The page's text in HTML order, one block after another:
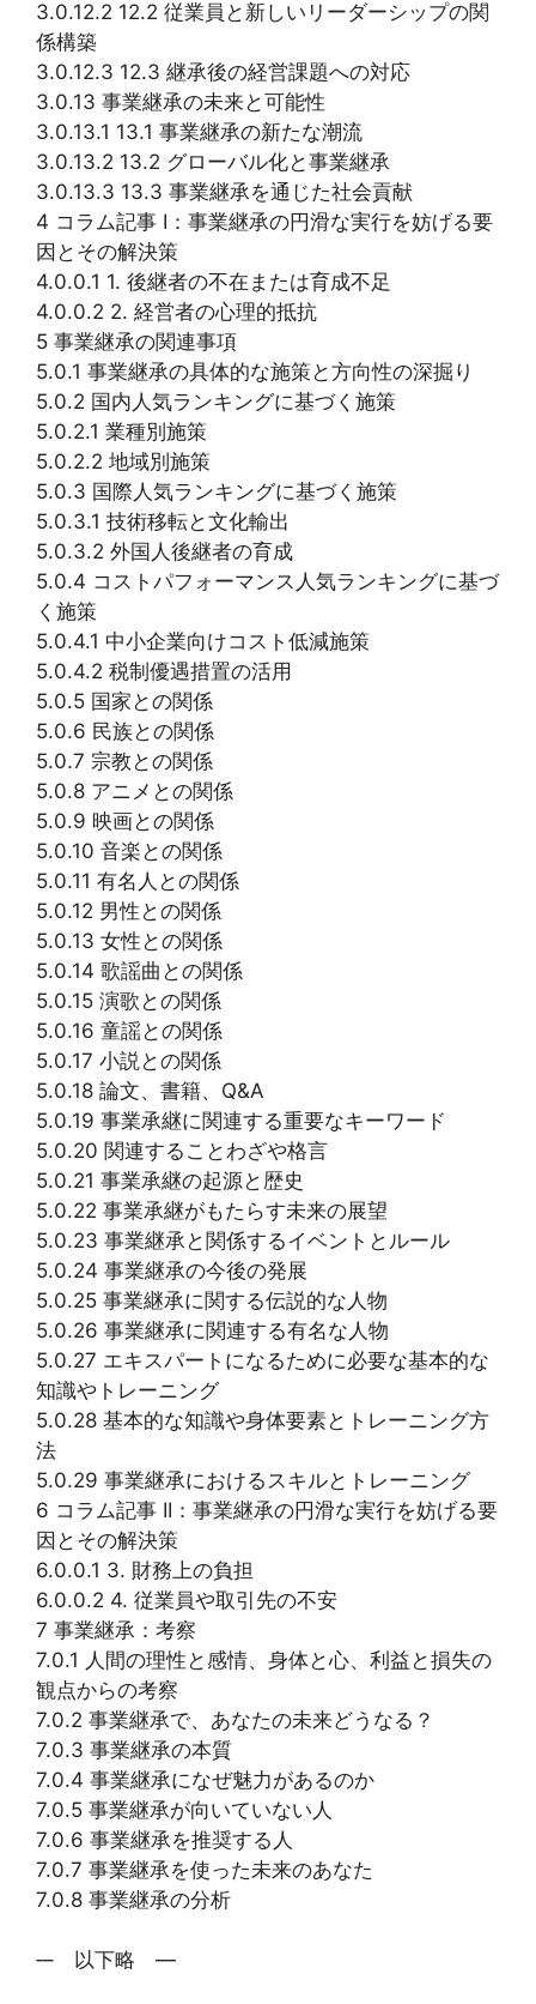
3.0.12.2 12.2 従業員と新しいリーダーシップの関
係構築
3.0.12.3 12.3 継承後の経営課題への対応
3.0.13 事業継承の未来と可能性
3.0.13.1 13.1 事業継承の新たな潮流
3.0.13.2 13.2 グローバル化と事業継承
3.0.13.3 13.3 事業継承を通じた社会貢献
4 コラム記事 I：事業継承の円滑な実行を妨げる要
因とその解決策
4.0.0.1 1. 後継者の不在または育成不足
4.0.0.2 2. 経営者の心理的抵抗
5 事業継承の関連事項
5.0.1 事業継承の具体的な施策と方向性の深掘り
5.0.2 国内人気ランキングに基づく施策
5.0.2.1 業種別施策
5.0.2.2 地域別施策
5.0.3 国際人気ランキングに基づく施策
5.0.3.1 技術移転と文化輸出
5.0.3.2 外国人後継者の育成
5.0.4 コストパフォーマンス人気ランキングに基づ
く施策
5.0.4.1 中小企業向けコスト低減施策
5.0.4.2 税制優遇措置の活用
5.0.5 国家との関係
5.0.6 民族との関係
5.0.7 宗教との関係
5.0.8 アニメとの関係
5.0.9 映画との関係
5.0.10 音楽との関係
5.0.11 有名人との関係
5.0.12 男性との関係
5.0.13 女性との関係
5.0.14 歌謡曲との関係
5.0.15 演歌との関係
5.0.16 童謡との関係
5.0.17 小説との関係
5.0.18 論文、書籍、Q&A
5.0.19 事業承継に関連する重要なキーワード
5.0.20 関連することわざや格言
5.0.21 事業承継の起源と歴史
5.0.22 事業承継がもたらす未来の展望
5.0.23 事業継承と関係するイベントとルール
5.0.24 事業継承の今後の発展
5.0.25 事業継承に関する伝説的な人物
5.0.26 事業継承に関連する有名な人物
5.0.27 エキスパートになるために必要な基本的な
知識やトレーニング
5.0.28 基本的な知識や身体要素とトレーニング方
法
5.0.29 事業継承におけるスキルとトレーニング
6 コラム記事 II：事業継承の円滑な実行を妨げる要
因とその解決策
6.0.0.1 3. 財務上の負担
6.0.0.2 4. 従業員や取引先の不安
7 事業継承：考察
7.0.1 人間の理性と感情、身体と心、利益と損失の
観点からの考察
7.0.2 事業継承で、あなたの未来どうなる？
7.0.3 事業継承の本質
7.0.4 事業継承になぜ魅力があるのか
7.0.5 事業継承が向いていない人
7.0.6 事業継承を推奨する人
7.0.7 事業継承を使った未来のあなた
7.0.8 事業継承の分析
‐– 以下略 —